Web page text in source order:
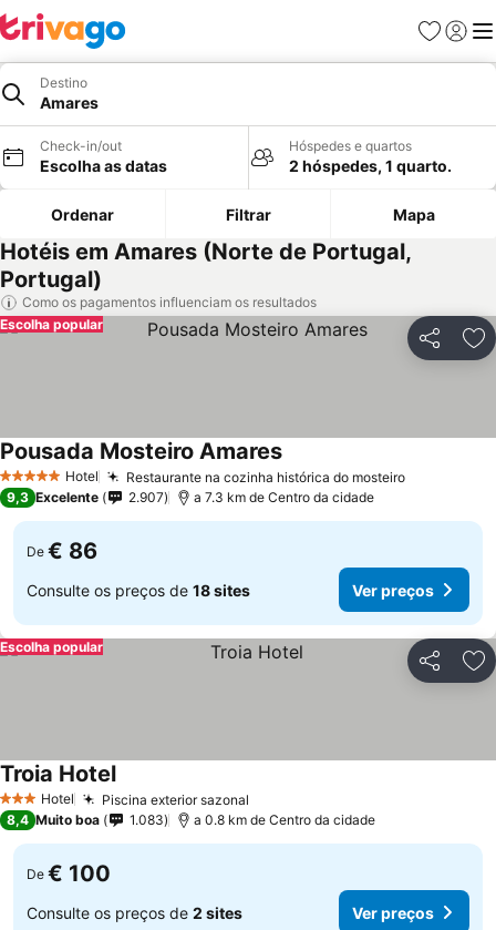
Favoritos
Iniciar
Destino
Amares
Check-in/out
Escolha as datas
Hóspedes e quartos
2 hóspedes, 1 quarto.
Ordenar Filtrar Mapa
Hotéis em Amares (Norte de Portugal,
Portugal)
Como os pagamentos influenciam os resultados
Partilhar
Escolha popular
5 Estrelas Hotel Restaurante na cozinha histórica do mosteiroVer preços
Pousada Mosteiro AmaresVer preços
9,3 Excelente 2.907 a 7.3 km de Centro da cidade
De € 86
Consulte os preços de 18 sites Ver preços
Partilhar
Escolha popular
3 EstrelasHotel Piscina exterior sazonal
Troia HotelVer preços
8,4 Muito boa 1.083 a 0.8 km de Centro da cidade
De € 100
Consulte os preços de 2 sites Ver preços